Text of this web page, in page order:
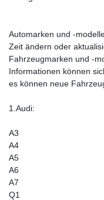
Automarken und -
Zeit ändern oder
Fahrzeugmarken und -
Informationen können
es können neue
1.Audi:
A3
A4
A5
A6
A7
Q1